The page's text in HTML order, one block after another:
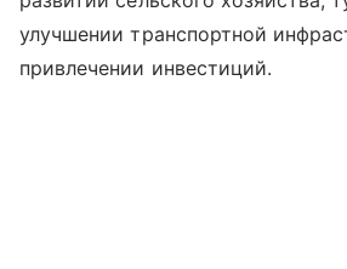
улучшении транспортной
привлечении инвестиций.